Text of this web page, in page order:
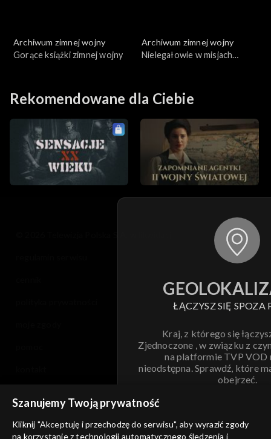
Archiwum zimnej wojny
Gorące książki zimnej wojny
Archiwum zimnej wojny
Nielegałowie w misjach
Rekomendowane dla Ciebie
ŁĄCZYSZ SIĘ SPOZA
Kraj, z którego się
Zjednoczone , w związku z
na platformie TVP VOD
nieodstępna. Sprawdź, które
obejrzeć.
informacje o dostawcy usług
Szanujemy Twoją prywatność
Kliknij "Akceptuję i przechodzę do serwisu", aby wyrazić zgody
na korzystanie z technologii automatycznego śledzenia i